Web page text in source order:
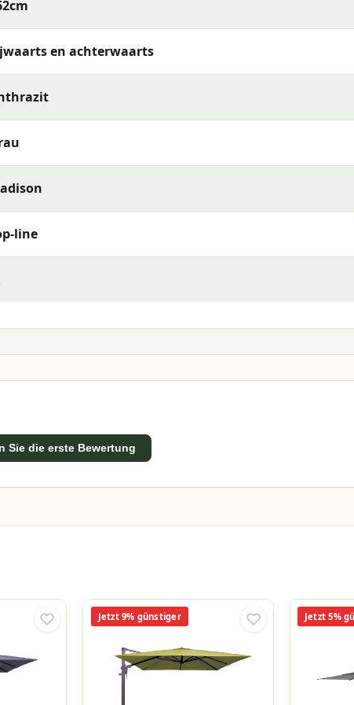
mit einem ausgezeichneten Preis-Leistungs-
Lieferung und fachkundige Beratung, damit Sie
en achterwaarts
line
Sie die erste Bewertung
Jetzt 9% günstiger Jetzt 5%